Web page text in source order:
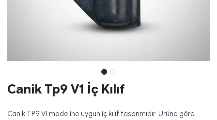
Canik Tp9 V1 İç Kılıf
Canik TP9 V1 modeline uygun iç kılıf tasarımıdır. Ürüne göre